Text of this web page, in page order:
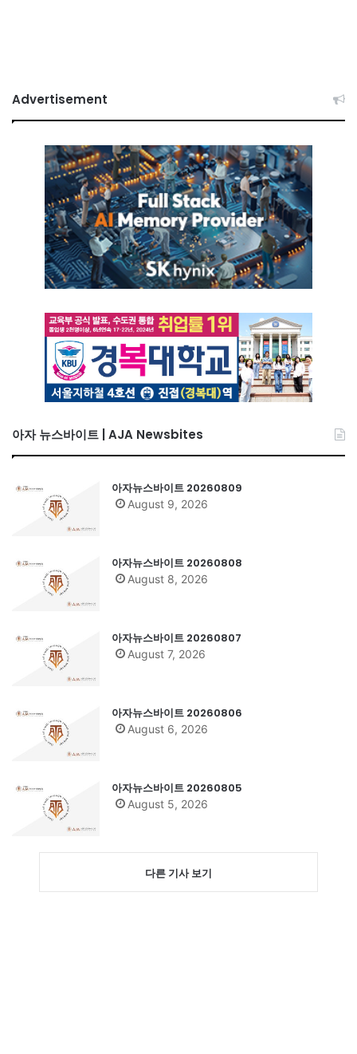
Advertisement
아자 뉴스바이트 | AJA Newsbites
아자뉴스바이트 20260809
August 9, 2026
아자뉴스바이트 20260808
August 8, 2026
아자뉴스바이트 20260807
August 7, 2026
아자뉴스바이트 20260806
August 6, 2026
아자뉴스바이트 20260805
August 5, 2026
다른 기사 보기